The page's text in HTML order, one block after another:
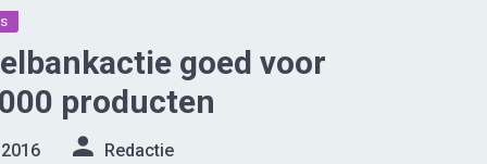
goed voor
producten
Redactie